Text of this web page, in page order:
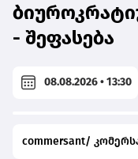
- შეფასება
08.08.2026 • 13:30
commersant/